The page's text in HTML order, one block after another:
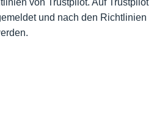
von Trustpilot. Auf Trustpilot
und nach den Richtlinien